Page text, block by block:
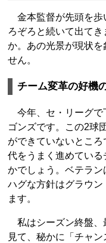
金本監督が先頭を歩
ろぞろと続いて出て
か。あの光景が現状を
せん。
チーム変革の好機
今年、セ・リーグで
ゴンズです。この2球
ができていないとこ
代をうまく進めてい
かでしょう。ベテラ
ハグな方針はグラウ
ます。
私はシーズン終盤、
見て、秘かに「チャ